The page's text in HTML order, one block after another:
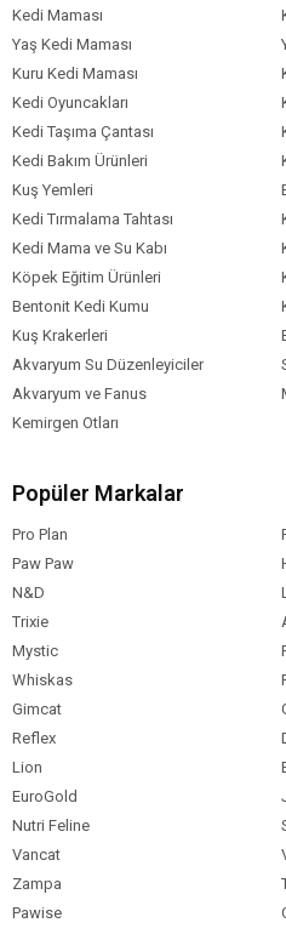
Doğal lif kaynakları
Vitamin ve mineral karışımları
İlaveler (Her Kilogram İçin)
Vitamin A: 28,000 IU
Vitamin D3: 1,800 IU
Taurin: 1,200 mg
Çinko: 120 mg
Demir: 85 mg
Manganez: 40 mg
Bakır: 12 mg
İyot: 2 mg
Selenyum: 0,3 mg
Analitik Bileşenler
Lif: %3
Kül: %7
Omega-3: %0,7
Omega-6: %2,5
Kedi Maması
Yaş Kedi Maması
Kuru Kedi Maması
Kedi Oyuncakları
Kedi Taşıma Çantası
Kedi Bakım Ürünleri
Kuş Yemleri
Kedi Tırmalama Tahtası
Kedi Mama ve Su Kabı
Köpek Eğitim Ürünleri
Bentonit Kedi Kumu
Kuş Krakerleri
Akvaryum Su Düzenleyiciler
Akvaryum ve Fanus
Kemirgen Otları
Popüler Markalar
Pro Plan
Paw Paw
N&D
Trixie
Mystic
Whiskas
Gimcat
Reflex
Lion
EuroGold
Nutri Feline
Vancat
Zampa
Pawise